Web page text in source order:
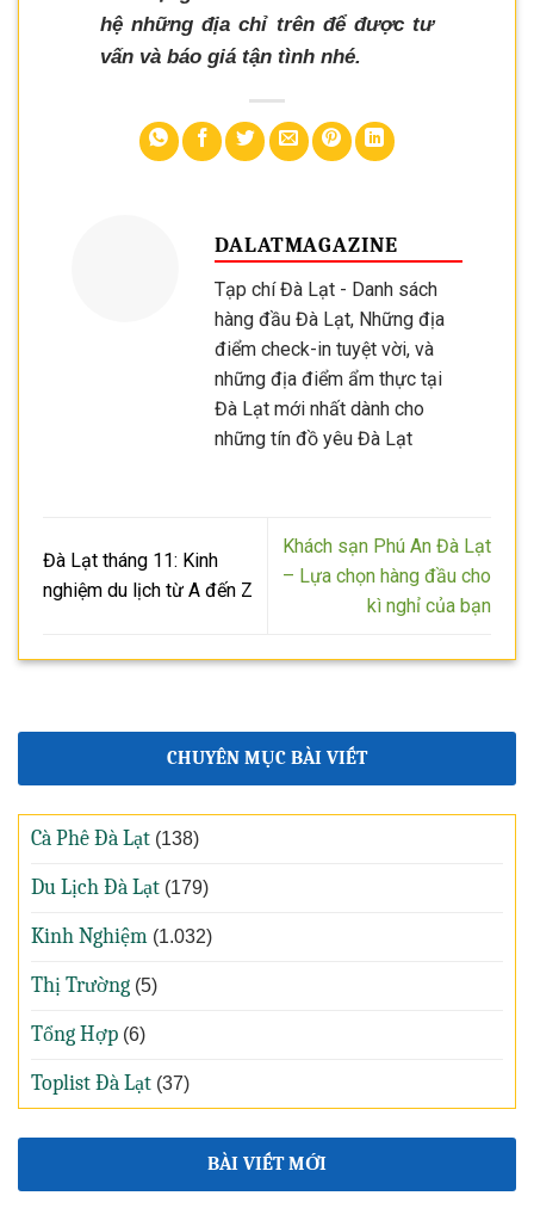
hệ những địa chỉ trên để được tư
vấn và báo giá tận tình nhé.
DALATMAGAZINE
Tạp chí Đà Lạt - Danh sách
hàng đầu Đà Lạt, Những địa
điểm check-in tuyệt vời, và
những địa điểm ẩm thực tại
Đà Lạt mới nhất dành cho
những tín đồ yêu Đà Lạt
Đà Lạt tháng 11: Kinh
nghiệm du lịch từ A đến Z
Khách sạn Phú An Đà Lạt
– Lựa chọn hàng đầu cho
kì nghỉ của bạn
CHUYÊN MỤC BÀI VIẾT
Cà Phê Đà Lạt (138)
Du Lịch Đà Lạt (179)
Kinh Nghiệm (1.032)
Thị Trường (5)
Tổng Hợp (6)
Toplist Đà Lạt (37)
BÀI VIẾT MỚI